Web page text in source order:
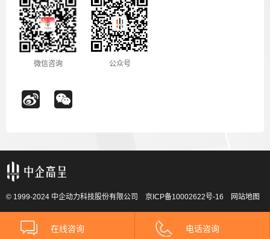
微信咨询 公众号
© 1999-2024 中企动力科技股份有限公司 京ICP备10002622号-16 网站地图
在线咨询 电话咨询